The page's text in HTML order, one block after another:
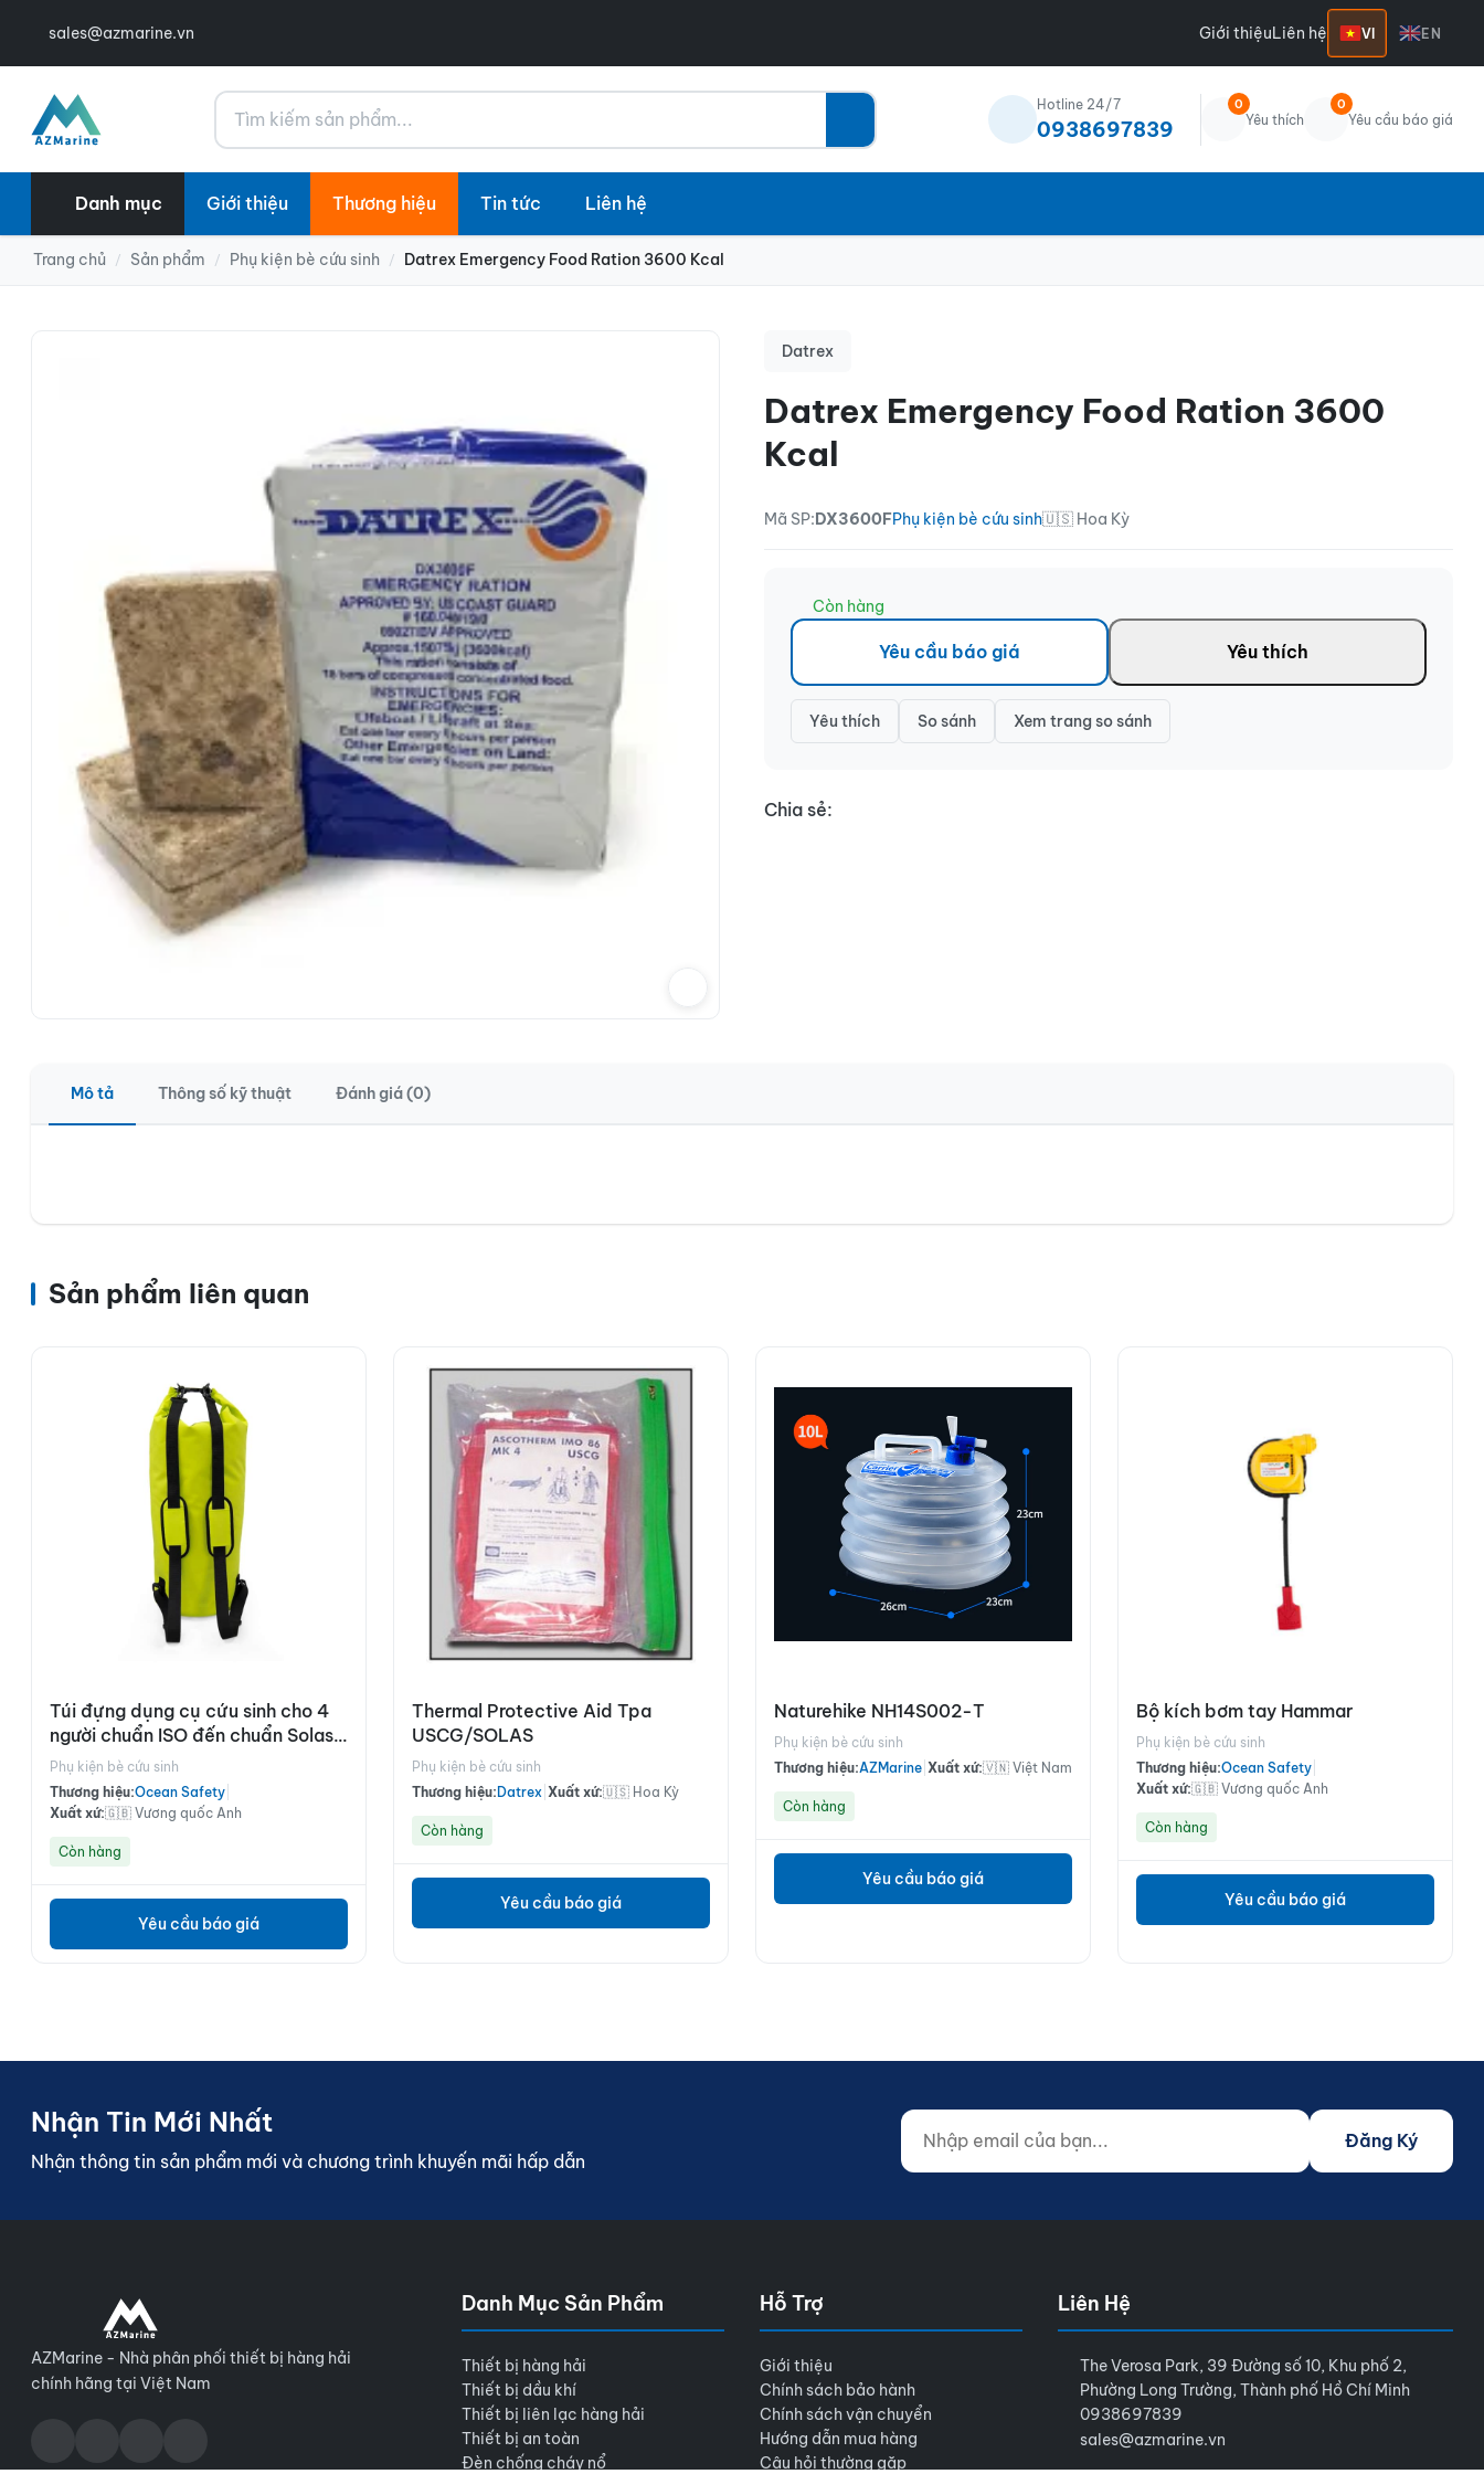
sales@azmarine.vn Giới thiệuLiên hệ VI EN
Tìm kiếm Hotline 24/7
0938697839
0
Yêu thích
0
Yêu cầu báo giá
Danh mục Giới thiệu Thương hiệu Tin tức Liên hệ
Trang chủ / Sản phẩm / Phụ kiện bè cứu sinh / Datrex Emergency Food Ration 3600 Kcal
Datrex
Datrex Emergency Food Ration 3600
Kcal
Mã SP:DX3600FPhụ kiện bè cứu sinh🇺🇸 Hoa Kỳ
Còn hàng
Yêu cầu báo giá Yêu thích
Yêu thích So sánh Xem trang so sánh
Chia sẻ:
Mô tả Thông số kỹ thuật Đánh giá (0)
Sản phẩm liên quan
Túi đựng dụng cụ cứu sinh cho 4
người chuẩn ISO đến chuẩn Solas
A
Phụ kiện bè cứu sinh
Thương hiệu:Ocean Safety
Xuất xứ:🇬🇧 Vương quốc Anh
Còn hàng
Yêu cầu báo giá
Thermal Protective Aid Tpa
USCG/SOLAS
Phụ kiện bè cứu sinh
Thương hiệu: Datrex Xuất xứ:🇺🇸 Hoa Kỳ
Còn hàng
Yêu cầu báo giá
Naturehike NH14S002-T
Phụ kiện bè cứu sinh
Thương hiệu:AZMarine Xuất xứ:🇻🇳 Việt Nam
Còn hàng
Yêu cầu báo giá
Bộ kích bơm tay Hammar
Phụ kiện bè cứu sinh
Thương hiệu:Ocean Safety
Xuất xứ:🇬🇧 Vương quốc Anh
Còn hàng
Yêu cầu báo giá
Nhận Tin Mới Nhất
Nhận thông tin sản phẩm mới và chương trình khuyến mãi hấp dẫn
Nhập email của bạn...
Website (do not fill)
Đăng Ký
AZMarine - Nhà phân phối thiết bị hàng hải
chính hãng tại Việt Nam
Danh Mục Sản Phẩm
Thiết bị hàng hải
Thiết bị dầu khí
Thiết bị liên lạc hàng hải
Thiết bị an toàn
Đèn chống cháy nổ
Hỗ Trợ
Giới thiệu
Chính sách bảo hành
Chính sách vận chuyển
Hướng dẫn mua hàng
Câu hỏi thường gặp
Liên Hệ
The Verosa Park, 39 Đường số 10, Khu phố 2,
Phường Long Trường, Thành phố Hồ Chí Minh
0938697839
sales@azmarine.vn